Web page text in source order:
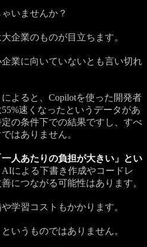
いませんか？
企業のものが目立ちます。
業に向いていないとも言い切れ
よると、Copilotを使った開発者
速くなったというデータがあ
の条件下での結果ですし、すべ
はありません。
人あたりの負担が大きい」とい
AIによる下書き作成やコードレ
につながる可能性はあります。
学習コストもかかります。
いうものではありません。